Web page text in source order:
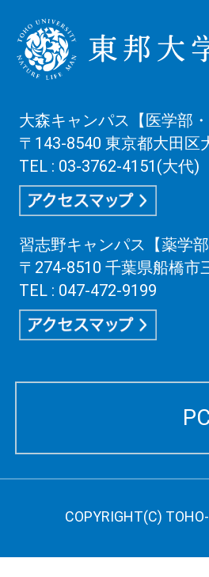
大森キャンパス【医学部・
〒143-8540 東京都大田区
TEL : 03-3762-4151(大代)
習志野キャンパス【薬学
〒274-8510 千葉県船橋市
TEL : 047-472-9199
COPYRIGHT(C)